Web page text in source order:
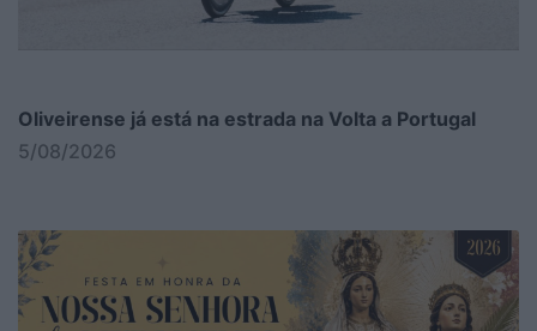
Oliveirense já está na estrada na Volta a Portugal
5/08/2026